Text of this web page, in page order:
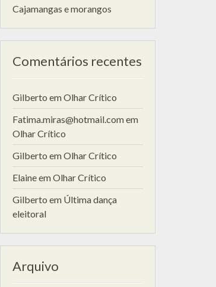
Cajamangas e morangos
Comentários recentes
Gilberto emOlhar Crítico
Fatima.miras@hotmail.comem
Olhar Crítico
Gilberto emOlhar Crítico
ElaineemOlhar Crítico
Gilberto em Última dança
eleitoral
Arquivo